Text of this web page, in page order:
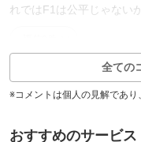
れではF1は公平じゃない
全ての
※コメントは個人の見解であり
おすすめのサービス